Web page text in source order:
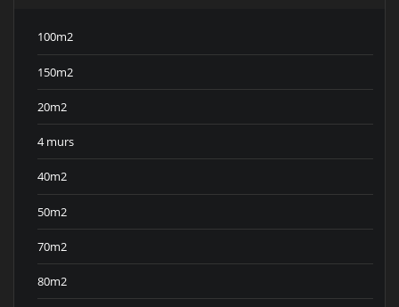
100m2
150m2
20m2
4 murs
40m2
50m2
70m2
80m2